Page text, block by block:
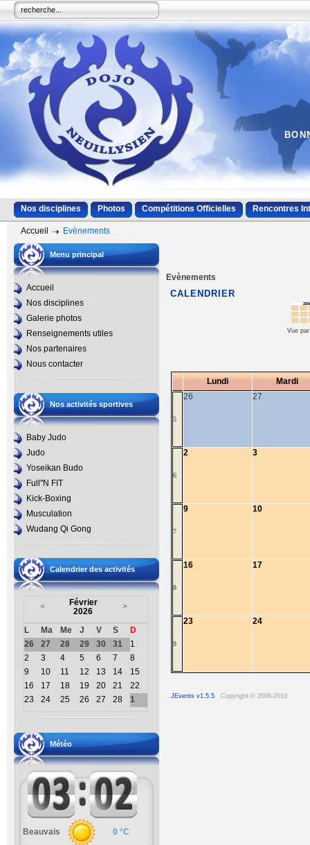
Nos disciplines Photos Compétitions Officielles Rencontres
Accueil Evènements
Menu principal
Accueil
Nos disciplines
Galerie photos
Renseignements utiles
Nos partenaires
Nous contacter
Nos activités sportives
Baby Judo
Judo
Yoseikan Budo
Full''N FIT
Kick-Boxing
Musculation
Wudang Qi Gong
Calendrier des activités
<
Février
2026
>
L Ma Me J V S
D
26
27 28 29 30 31
1
2
3 4 5 6 7
8
9
10 11 12 13 14
15
16
17 18 19 20 21
22
23
24 25 26 27 28 1
Météo
Beauvais 0 °C
Evènements
CALENDRIER
Vue
Lundi Mardi
5
26 27
6
2 3
7
9 10
8
16 17
9
23 24
JEvents v1.5.5 Copyright © 2006-2010